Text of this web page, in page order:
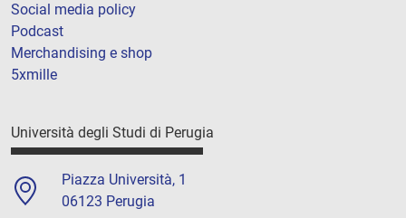
Social media policy
Podcast
Merchandising e shop
5xmille
Università degli Studi di Perugia
Piazza Università, 1
06123 Perugia